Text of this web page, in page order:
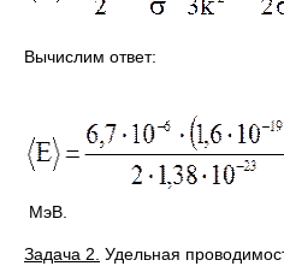
Вычислим ответ:
МэВ.
Задача 2 Удельная